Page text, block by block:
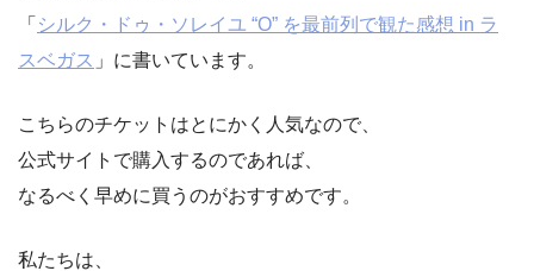
「 シルク・ドゥ・ソレイユ “O” を最前列で観た感想 in ラ
スベガス 」に書いています。
こちらのチケットはとにかく人気なので、
公式サイトで購入するのであれば、
なるべく早めに買うのがおすすめです。
私たちは、